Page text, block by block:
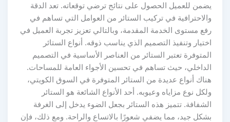
يضمن للعميل الحصول على نتائج ترضي توقعاته. تعد الدقة
والاحترافية في تركيب الستائر من العوامل التي تساهم في
رفع مستوى الخدمة المقدمة، وبالتالي تعزيز تجربة العميل في
اختيار وتنفيذ التصميم الذي يناسب ذوقه. أنواع الستائر
المتوفرة تعتبر الستائر من العناصر الأساسية في التصميم
الداخلي، حيث تساهم في تحسين الأجواء العامة للمساحات.
هناك أنواع عديدة من الستائر المتوفرة في السوق الكويتي،
ولكل نوع مزاياه وعيوبه. أحد الأنواع الشائعة هو الستائر
الشفافة. تتميز هذه الستائر بجعل الضوء يدخل إلى الغرفة
بشكل جيد، مما يضفي شعورًا بالاتساع والراحة. ومع ذلك، فإن